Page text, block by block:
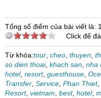
Tổng số điểm của bài viết là:
Click để
Từ khóa:tour cheo thuyen
so dien thoai, khach san nha
hotel, resort, guesthouse
Transfer Service Phan Thiet,
Resort, vietnam best, hotel,